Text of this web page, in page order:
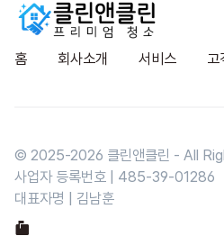
홈 회사소개 서비스 고
© 2025-2026 클린앤클린 - All
사업자 등록번호 | 485-39-01286
대표자명 | 김남훈